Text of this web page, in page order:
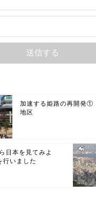
加速する姫路の再開発①
地区
日本を見てみよ
行いました